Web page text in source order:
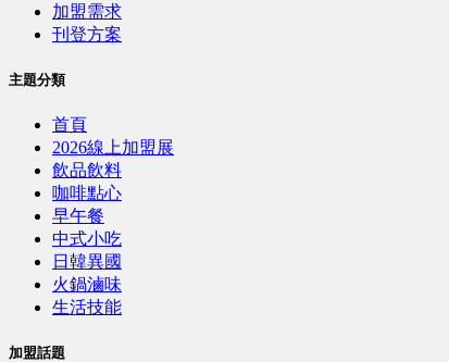
加盟需求
刊登方案
主題分類
首頁
2026線上加盟展
飲品飲料
咖啡點心
早午餐
中式小吃
日韓異國
火鍋滷味
生活技能
加盟話題